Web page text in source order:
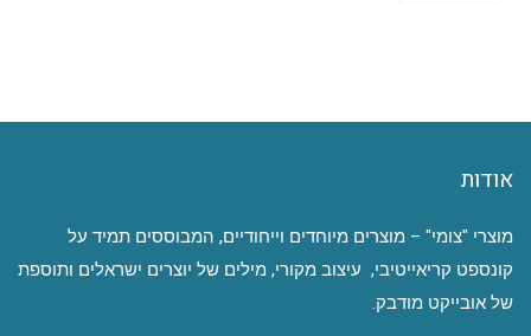
אודות
מוצרי "צומי" – מוצרים מיוחדים וייחודיים, המבוססים תמיד על
קונספט קריאייטיבי, עיצוב מקורי, מילים של יוצרים ישראלים ותוספת
של אובייקט מודבק.